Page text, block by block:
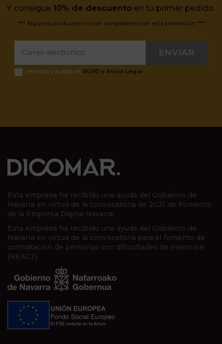
Y consigue 10% de descuento en tu primer pedido.
*** Algunos productos no son compatibles con esta promoción ***
ENVIAR
He leído y acepto el RGPD y Aviso Legal
Esta empresa ha recibido una ayuda del Gobierno de
Navarra en virtud de la convocatoria de 2021 de Fomento
de la Empresa Digital Navarra.
Esta empresa ha recibido una ayuda del Gobierno de
Navarra en virtud de la convocatoria para el fomento de
contratación de personas con dificultades de inserción
(REACT).